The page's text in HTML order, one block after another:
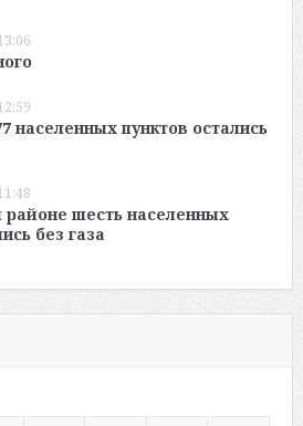
населенных пунктов остались
районе шесть населенных
без газа